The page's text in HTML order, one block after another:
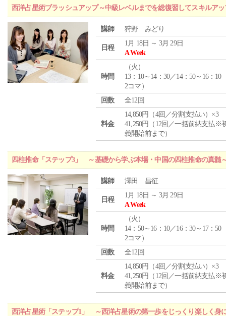
西洋占星術ブラッシュアップ～中級レベルまでを総復習してスキルア
講師 狩野 みどり
日程
1月 18日 ～ 3月 29日
A Week
時間
（火 ）
13：10～14：30／14：50～16：10
2コマ）
回数
全12回
料金
14,850円（4回／分割支払い）×3
41,250円（12回／一括前納支払※
義開始前まで）
四柱推命「ステップ3」 ～基礎から学ぶ本場・中国の四柱推命の真髄
講師 澤田 昌征
日程
1月 18日 ～ 3月 29日
A Week
時間
（火 ）
14：50～16：10／16：30～17：50
2コマ）
回数
全12回
料金
14,850円（4回／分割支払い）×3
41,250円（12回／一括前納支払※
義開始前まで）
西洋占星術「ステップ1」 ～西洋占星術の第一歩をじっくり楽しく身